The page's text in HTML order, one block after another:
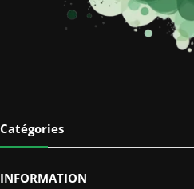
Catégories
INFORMATION